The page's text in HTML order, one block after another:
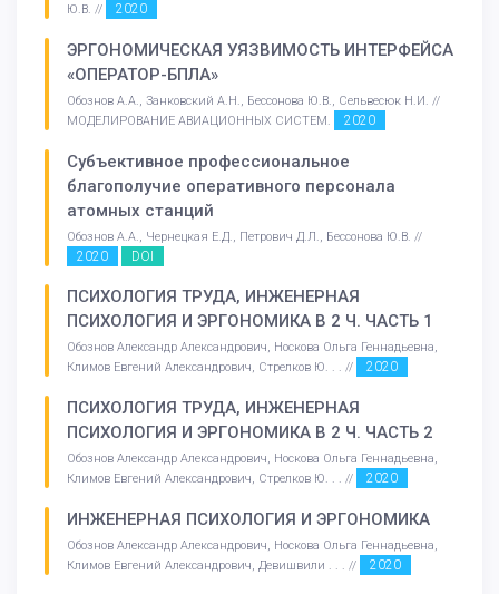
Ю.В. //
2020
ЭРГОНОМИЧЕСКАЯ УЯЗВИМОСТЬ ИНТЕРФЕЙСА
«ОПЕРАТОР-БПЛА»
Обознов А.А., Занковский А.Н., Бессонова Ю.В., Сельвесюк Н.И. //
МОДЕЛИРОВАНИЕ АВИАЦИОННЫХ СИСТЕМ.
2020
Субъективное профессиональное
благополучие оперативного персонала
атомных станций
Обознов А.А., Чернецкая Е.Д., Петрович Д.Л., Бессонова Ю.В. //
2020 DOI
ПСИХОЛОГИЯ ТРУДА, ИНЖЕНЕРНАЯ
ПСИХОЛОГИЯ И ЭРГОНОМИКА В 2 Ч. ЧАСТЬ 1
Обознов Александр Александрович, Носкова Ольга Геннадьевна,
Климов Евгений Александрович, Стрелков Ю. . . //
2020
ПСИХОЛОГИЯ ТРУДА, ИНЖЕНЕРНАЯ
ПСИХОЛОГИЯ И ЭРГОНОМИКА В 2 Ч. ЧАСТЬ 2
Обознов Александр Александрович, Носкова Ольга Геннадьевна,
Климов Евгений Александрович, Стрелков Ю. . . //
2020
ИНЖЕНЕРНАЯ ПСИХОЛОГИЯ И ЭРГОНОМИКА
Обознов Александр Александрович, Носкова Ольга Геннадьевна,
Климов Евгений Александрович, Девишвили . . . //
2020